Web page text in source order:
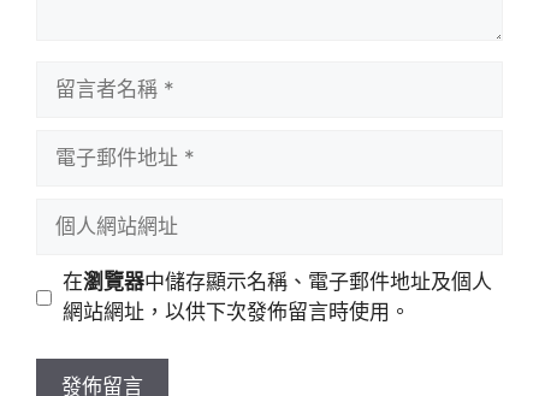
在瀏覽器中儲存顯示名稱、電子郵件地址及個人
網站網址，以供下次發佈留言時使用。